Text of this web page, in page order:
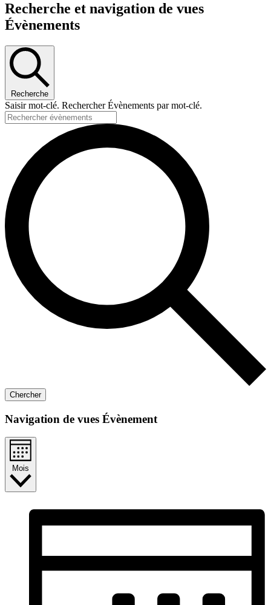
Recherche et navigation de vues
Évènements
Recherche
Saisir mot-clé. Rechercher Évènements par mot-clé.
Chercher
Navigation de vues Évènement
Mois